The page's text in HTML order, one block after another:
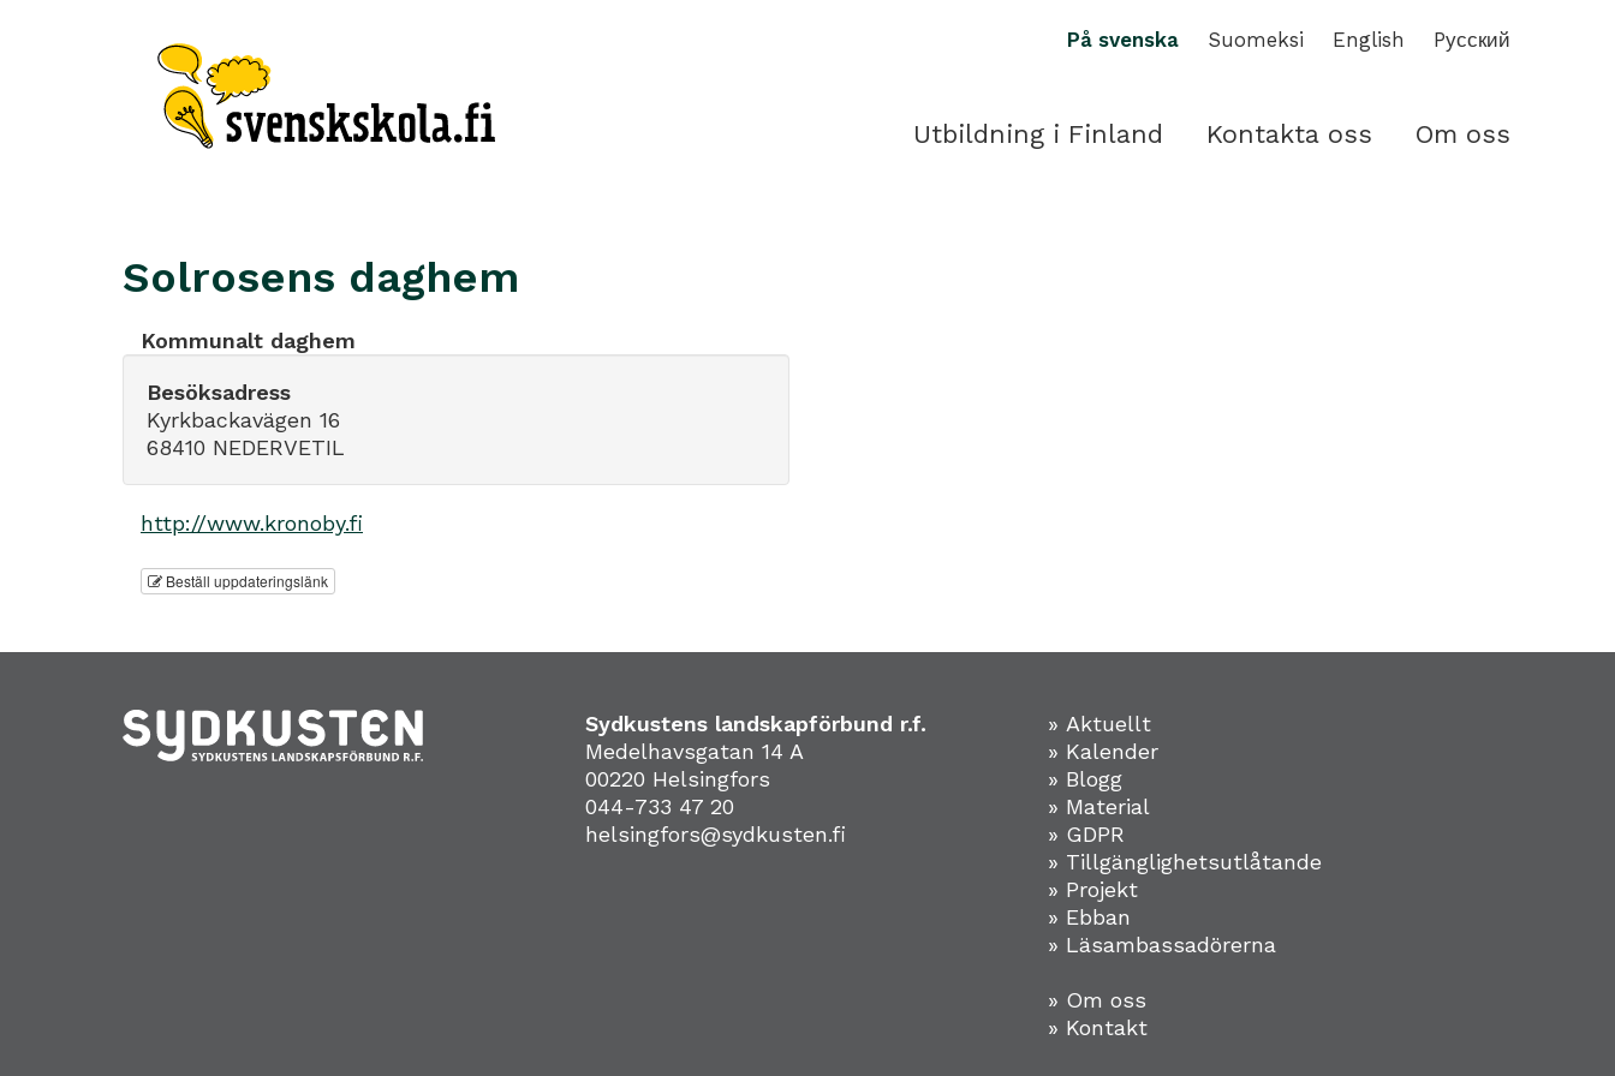
På svenska Suomeksi English Pусский
Utbildning i Finland Kontakta oss Om oss
Solrosens daghem
Kommunalt daghem
Besöksadress
Kyrkbackavägen 16
68410 NEDERVETIL
http://www.kronoby.fi
Beställ uppdateringslänk
Sydkustens landskapförbund r.f.
Medelhavsgatan 14 A
00220 Helsingfors
044-733 47 20
helsingfors@sydkusten.fi
» Aktuellt
» Kalender
» Blogg
» Material
» GDPR
» Tillgänglighetsutlåtande
» Projekt
» Ebban
» Läsambassadörerna
» Om oss
» Kontakt